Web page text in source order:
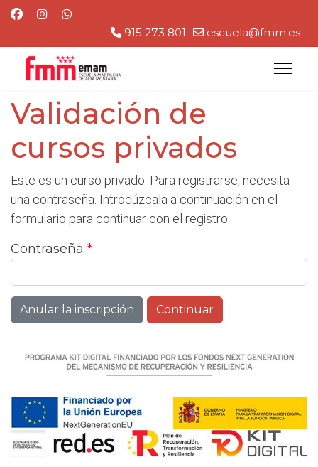
915 273 801 escuela@fmm.es
Validación de
cursos privados
Este es un curso privado. Para registrarse, necesita
una contraseña. Introdúzcala a continuación en el
formulario para continuar con el registro.
Contraseña *